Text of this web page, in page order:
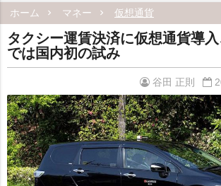
ホーム マネー 仮想通貨
タクシー運賃決済に仮想通貨導
では国内初の試み
谷田 正則